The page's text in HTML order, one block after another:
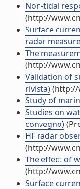
Non-tidal
(http://
Surface
radar
The
(http://
Validation of
rivista)(http://
Study of
Studies on
convegno)
HF radar
(http://
The effect of
(http://
Surface